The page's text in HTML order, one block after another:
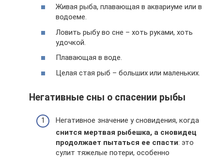
Живая рыба, плавающая в аквариуме или в
водоеме.
Ловить рыбу во сне – хоть руками, хоть
удочкой.
Плавающая в воде.
Целая стая рыб – больших или маленьких.
Негативные сны о спасении рыбы
Негативное значение у сновидения, когда
снится мертвая рыбешка, а сновидец
продолжает пытаться ее спасти: это
сулит тяжелые потери, особенно